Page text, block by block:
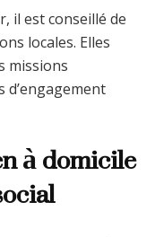
il est conseillé de
locales. Elles
missions
d’engagement
à domicile